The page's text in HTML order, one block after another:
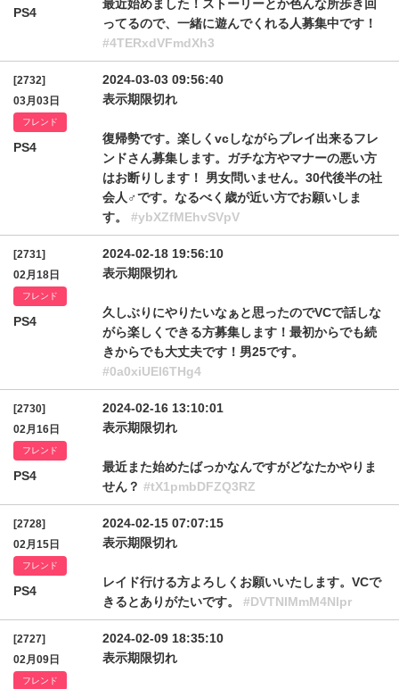
PS4
最近始めました！ストーリーとか色んな所歩き回
ってるので、一緒に遊んでくれる人募集中です！
#4TERxdVFmdXh3
[2732]
03月03日
フレンド
PS4
2024-03-03 09:56:40
表示期限切れ
復帰勢です。楽しくvcしながらプレイ出来るフレ
ンドさん募集します。ガチな方やマナーの悪い方
はお断りします！ 男女問いません。30代後半の社
会人♂です。なるべく歳が近い方でお願いしま
す。 #ybXZfMEhvSVpV
[2731]
02月18日
フレンド
PS4
2024-02-18 19:56:10
表示期限切れ
久しぶりにやりたいなぁと思ったのでVCで話しな
がら楽しくできる方募集します！最初からでも続
きからでも大丈夫です！男25です。
#0a0xiUEl6THg4
[2730]
02月16日
フレンド
PS4
2024-02-16 13:10:01
表示期限切れ
最近また始めたばっかなんですがどなたかやりま
せん？ #tX1pmbDFZQ3RZ
[2728]
02月15日
フレンド
PS4
2024-02-15 07:07:15
表示期限切れ
レイド行ける方よろしくお願いいたします。VCで
きるとありがたいです。 #DVTNlMmM4Nlpr
[2727]
02月09日
フレンド
2024-02-09 18:35:10
表示期限切れ